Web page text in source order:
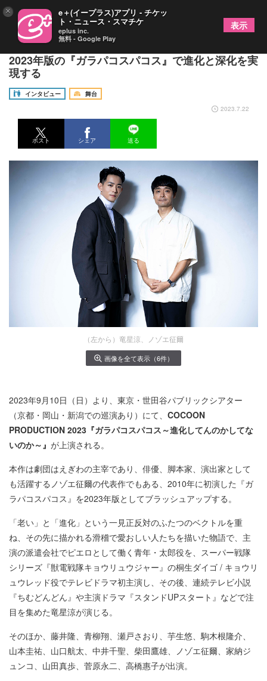
初タッグを組む、竜星涼とノゾエ征爾を直撃！～
2023年版の『ガラパコスパコス』で進化と深化を実
現する
インタビュー
舞台
2023.7.22
ポスト シェア 送る
（左から）竜星涼、ノゾエ征爾
画像を全て表示（6件）
2023年9月10日（日）より、東京・世田谷パブリックシアター
（京都・岡山・新潟での巡演あり）にて、 COCOON
PRODUCTION 2023『ガラパコスパコス～進化してんのかしてな
いのか～』 が上演される。
本作は劇団はえぎわの主宰であり、俳優、脚本家、演出家として
も活躍するノゾエ征爾の代表作でもある、2010年に初演した『ガ
ラパコスパコス』を2023年版としてブラッシュアップする。
「老い」と「進化」という一見正反対のふたつのベクトルを重
ね、その先に描かれる滑稽で愛おしい人たちを描いた物語で、主
演の派遣会社でピエロとして働く青年・太郎役を、スーパー戦隊
シリーズ『獣電戦隊キョウリュウジャー』の桐生ダイゴ / キョウリ
ュウレッド役でテレビドラマ初主演し、その後、連続テレビ小説
『ちむどんどん』や主演ドラマ『スタンドUPスタート』などで注
目を集めた竜星涼が演じる。
そのほか、藤井隆、青柳翔、瀬戸さおり、芋生悠、駒木根隆介、
山本圭祐、山口航太、中井千聖、柴田鷹雄、ノゾエ征爾、家納ジ
ュンコ、山田真歩、菅原永二、高橋惠子が出演。
× e＋(イープラス)アプリ - チケッ
ト・ニュース・スマチケ
eplus inc.
無料 - Google Play
表示